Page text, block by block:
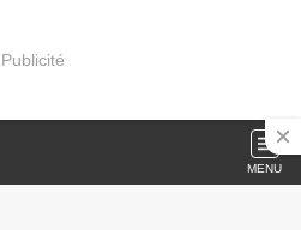
Publicité
MENU